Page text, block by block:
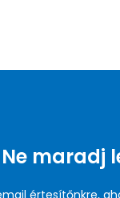
Ne maradj
értesítőnkre,